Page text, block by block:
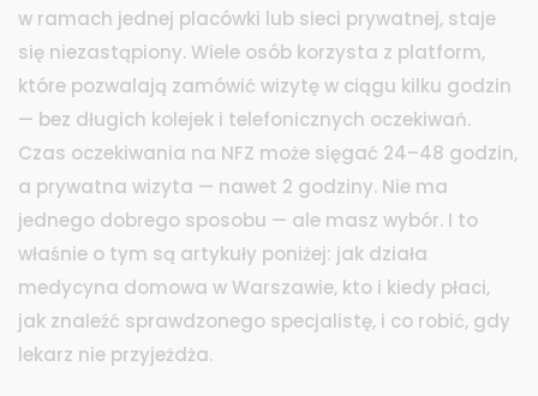
w ramach jednej placówki lub sieci prywatnej, staje
się niezastąpiony. Wiele osób korzysta z platform,
które pozwalają zamówić wizytę w ciągu kilku godzin
— bez długich kolejek i telefonicznych oczekiwań.
Czas oczekiwania na NFZ może sięgać 24–48 godzin,
a prywatna wizyta — nawet 2 godziny. Nie ma
jednego dobrego sposobu — ale masz wybór. I to
właśnie o tym są artykuły poniżej: jak działa
medycyna domowa w Warszawie, kto i kiedy płaci,
jak znaleźć sprawdzonego specjalistę, i co robić, gdy
lekarz nie przyjeżdża.